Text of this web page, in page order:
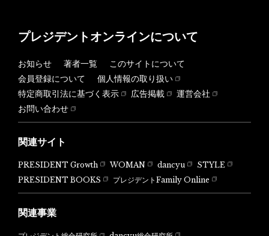
プレジデントオンラインについて
お知らせ 著者一覧
このサイトについて
会員登録について
個人情報の取り扱い
特定商取引法に基づく表示
広告掲載
運営会社
お問い合わせ
関連サイト
PRESIDENT Growth WOMAN dancyu
STYLE
PRESIDENT BOOKS
プレジデントFamily Online
関連事業